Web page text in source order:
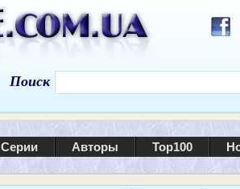
Поиск
Серии Авторы Top100